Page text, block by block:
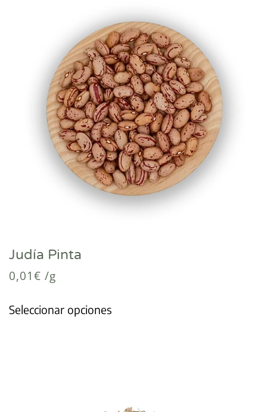
Judía Pinta
0,01€ /g
Seleccionar opciones